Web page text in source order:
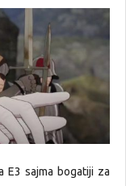
E3 sajma bogatiji za